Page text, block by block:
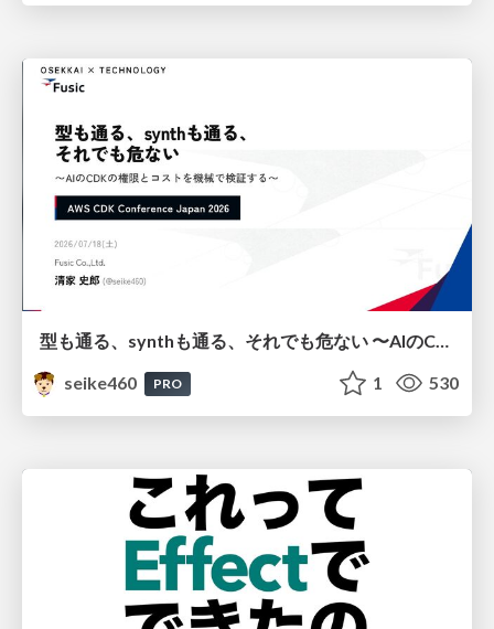
型も通る、synthも通る、それでも危ない 〜AIのCDKの権限とコストを機械で検証する〜 / It Passes Type Checks, It Passes Synth Checks, but It’s Still Risky — Automatically Verifying Permissions and Costs in AI’s CDK —
seike460
PRO 1 530